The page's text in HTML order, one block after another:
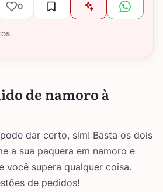
0
de namoro à
dar certo, sim! Basta os dois
a sua paquera em namoro e
você supera qualquer coisa.
de pedidos!